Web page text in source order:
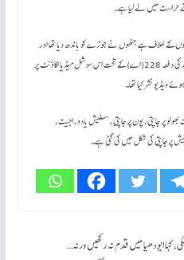
حراست میں لے لیا ہے۔
کے خلاف ہے جنھوں نے جوڑے کو باندھ دیا تھا اور
ان کی پٹائی کی تھی۔ علاوہ ازیں تیسرا معاملہ تعزیرات ہند کی دفعہ 228(اے) کے تحت اس سوشل میڈیا اکاؤنٹ پر
ویڈیو نشر کیا تھا۔
پرجاپتی، پون پرجاپتی، سہلیش یادو، اجیت،
پرجاپتی کی شکل میں کی گئی ہے۔
کہا ایودھیا میں قدم نہ رکھیں ورنہ…